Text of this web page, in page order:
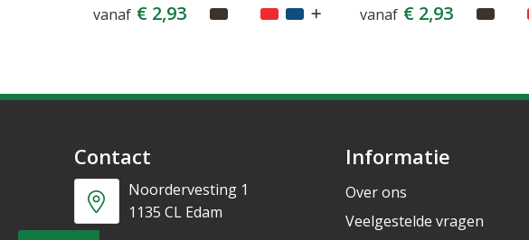
vanaf € 2,93 vanaf € 2,93
Contact
Noordervesting 1
1135 CL Edam
Informatie
Over ons
Veelgestelde vragen